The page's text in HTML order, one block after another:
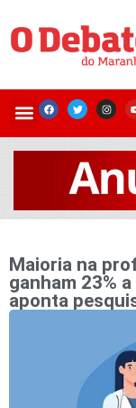
Maioria na
ganham 23%
aponta